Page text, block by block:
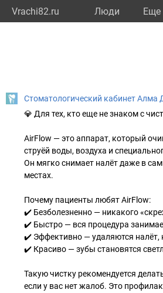
Vrachi82.ru Люди Eще
Стоматологический кабинет Алма
💎 Для тех, кто еще не знаком с
AirFlow — это аппарат, который
струёй воды, воздуха и
Он мягко снимает налёт даже в
местах.
Почему пациенты любят AirFlow:
✔️ Безболезненно — никакого
✔️ Быстро — вся процедура
✔️ Эффективно — удаляются налёт,
✔️ Красиво — зубы становятся
Такую чистку рекомендуется
если у вас нет жалоб. Это